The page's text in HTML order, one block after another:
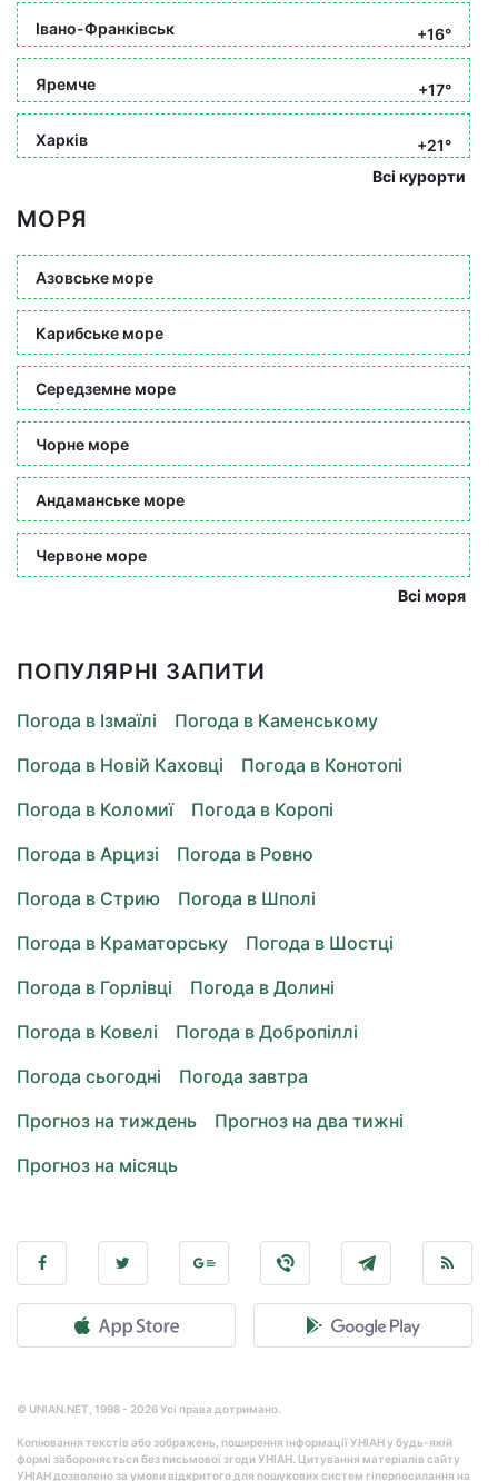
Івано-Франківськ +16°
Яремче +17°
Харків
+21°
Всі курорти
МОРЯ
Азовське море
Карибське море
Середземне море
Чорне море
Андаманське море
Червоне море
Всі моря
ПОПУЛЯРНІ ЗАПИТИ
Погода в Ізмаїлі
Погода в Каменському
Погода в Новій Каховці
Погода в Конотопі
Погода в Коломиї
Погода в Коропі
Погода в Арцизі
Погода в Ровно
Погода в Стрию
Погода в Шполі
Погода в Краматорську
Погода в Шостці
Погода в Горлівці
Погода в Долині
Погода в Ковелі
Погода в Добропіллі
Погода сьогодні
Погода завтра
Прогноз на тиждень
Прогноз на два тижні
Прогноз на місяць
© UNIAN.NET, 1998 - 2026 Усі права дотримано.
Копіювання текстів або зображень, поширення інформації УНІАН у будь-якій
формі забороняється без письмової згоди УНІАН. Цитування матеріалів сайту
УНІАН дозволено за умови відкритого для пошукових систем гіперпосилання на